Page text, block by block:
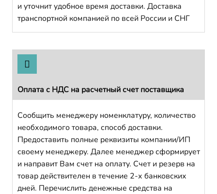
и уточнит удобное время доставки. Доставка
транспортной компанией по всей России и СНГ
Оплата с НДС на расчетный счет поставщика
Сообщить менеджеру номенклатуру, количество
необходимого товара, способ доставки.
Предоставить полные реквизиты компании/ИП
своему менеджеру. Далее менеджер сформирует
и направит Вам счет на оплату. Счет и резерв на
товар действителен в течение 2-х банковских
дней. Перечислить денежные средства на